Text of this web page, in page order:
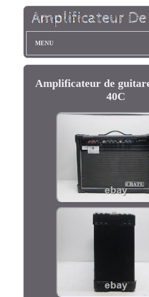
MENU
Amplificateur de
40C